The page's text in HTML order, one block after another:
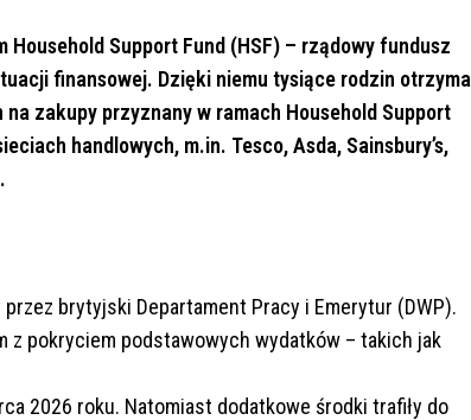
Support Fund (HSF) – rządowy fundusz
finansowej. Dzięki niemu tysiące rodzin otrzyma
zakupy przyznany w ramach Household Support
handlowych, m.in. Tesco, Asda, Sainsbury’s,
brytyjski Departament Pracy i Emerytur (DWP).
pokryciem podstawowych wydatków – takich jak
2026 roku. Natomiast dodatkowe środki trafiły do